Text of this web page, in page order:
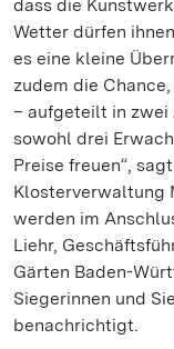
dass die
Wetter dürfen
es eine kleine
zudem die
– aufgeteilt in zwei
sowohl drei
Preise freuen“,
Klosterverwaltung
werden im
Liehr,
Gärten Baden-
Siegerinnen und
benachrichtigt.